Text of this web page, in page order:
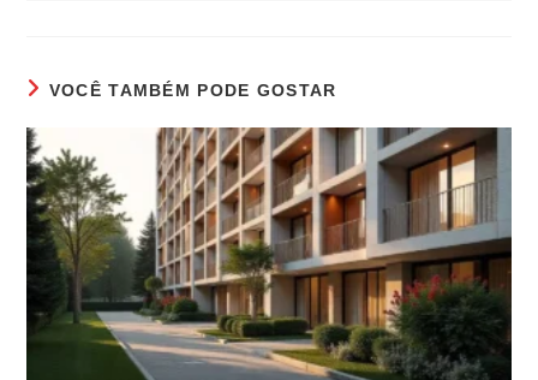
VOCÊ TAMBÉM PODE GOSTAR